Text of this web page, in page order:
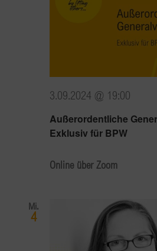
Außerordentliche
Exklusiv für BPW
3.09.2024 @ 19:00
Online über Zoom
Mi.
4